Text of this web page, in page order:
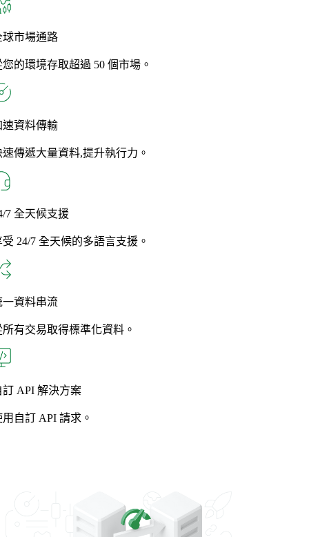
球市場通路
您的環境存取超過 50 個市場。
速資料傳輸
速傳遞大量資料,提升執行力。
7 全天候支援
受 24/7 全天候的多語言支援。
一資料串流
所有交易取得標準化資料。
訂 API 解決方案
用自訂 API 請求。